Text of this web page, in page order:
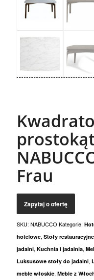
Frau
SKU: NABUCCO Kategorie:
hotelowe, Stoły
jadalni, Kuchnia i jadalnia,
Luksusowe stoły do jadalni,
meble włoskie, Meble z